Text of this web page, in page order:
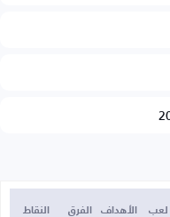
لعب الأهداف الفرق النقاط